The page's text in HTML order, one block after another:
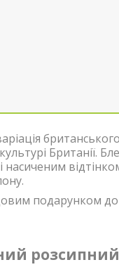
Британії.
подарунком
розсипний